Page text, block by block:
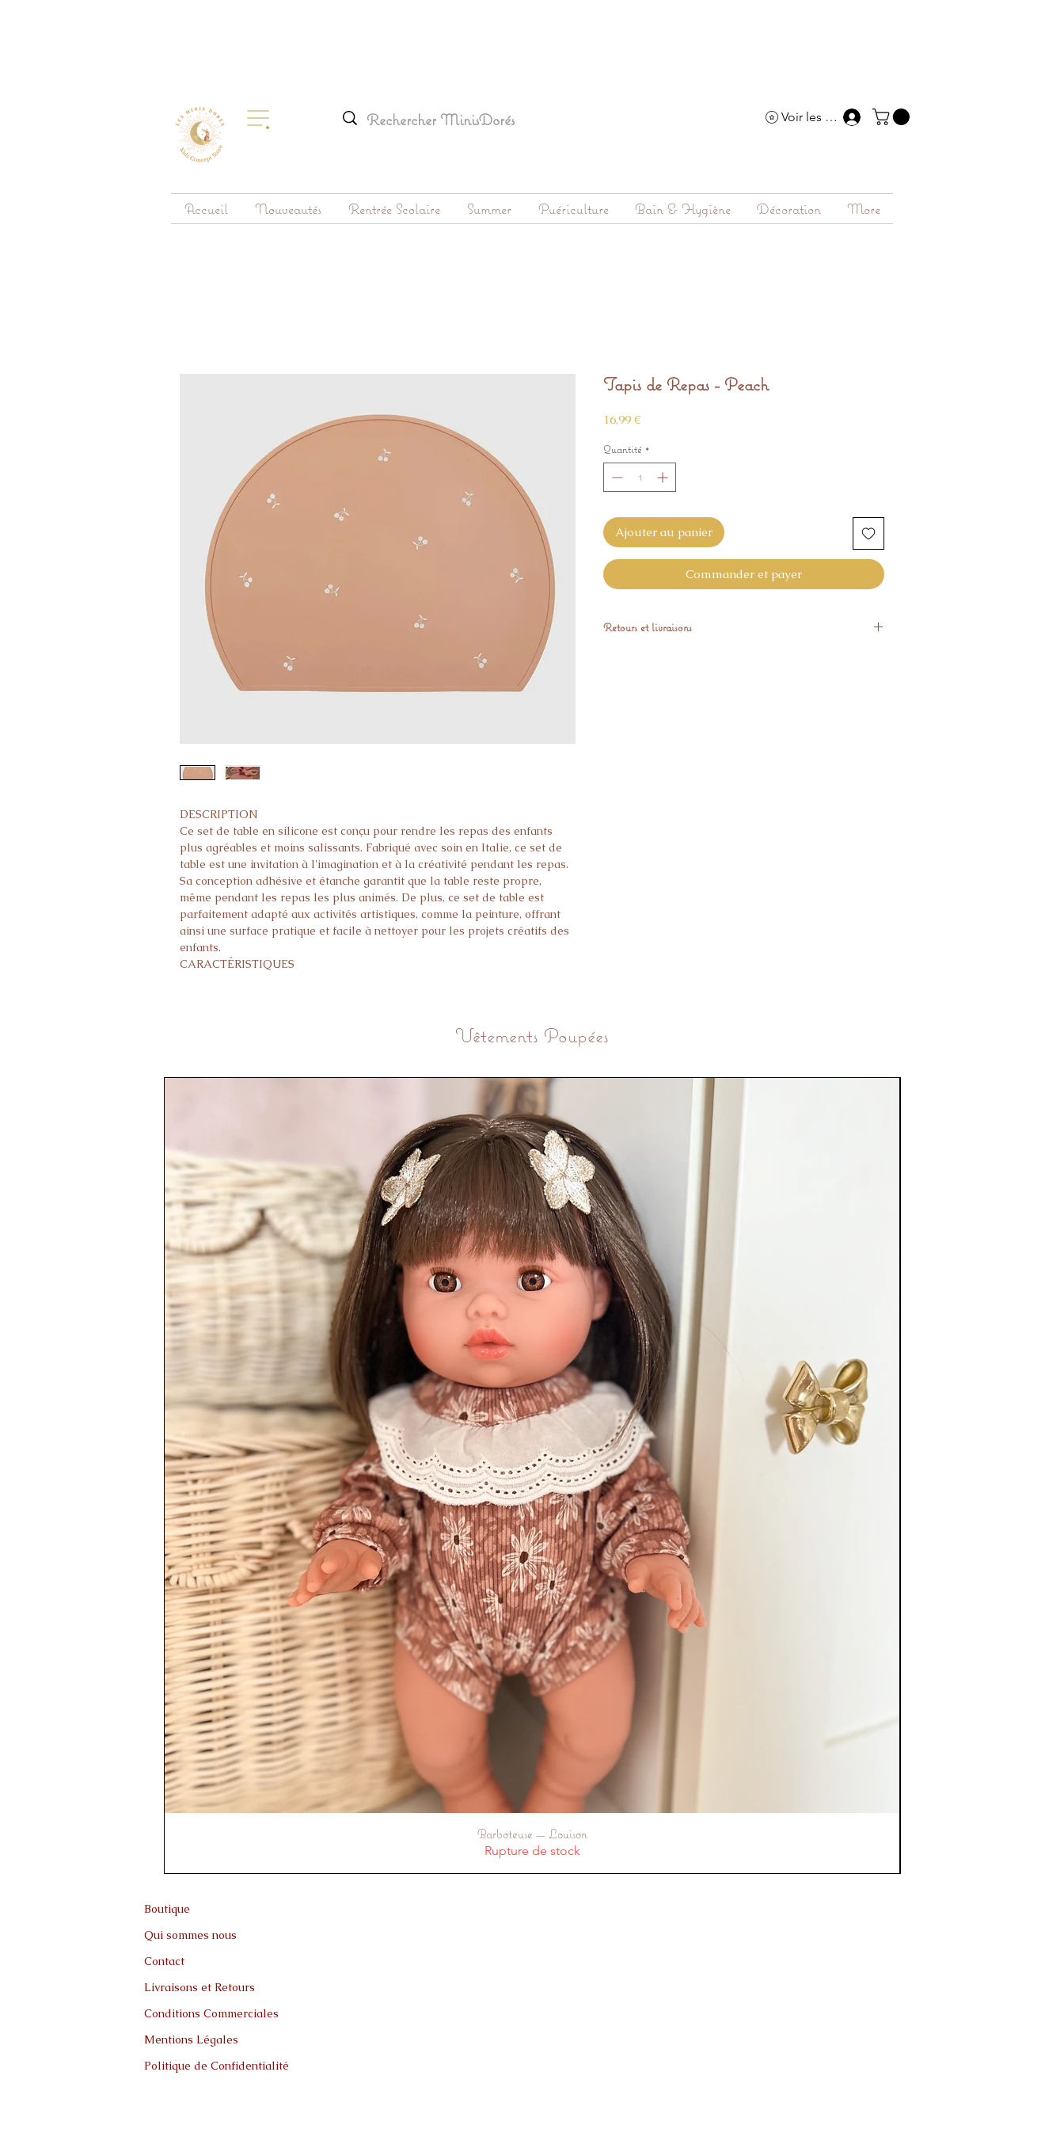
Voir les points
Accueil Nouveautés Rentrée Scolaire Summer Puériculture Bain & Hygiène Décoration More
DESCRIPTION
Ce set de table en silicone est conçu pour rendre les repas des enfants
plus agréables et moins salissants. Fabriqué avec soin en Italie, ce set de
table est une invitation à l'imagination et à la créativité pendant les repas.
Sa conception adhésive et étanche garantit que la table reste propre,
même pendant les repas les plus animés. De plus, ce set de table est
parfaitement adapté aux activités artistiques, comme la peinture, offrant
ainsi une surface pratique et facile à nettoyer pour les projets créatifs des
enfants.
CARACTÉRISTIQUES
Tapis de Repas - Peach
16,99 €Prix
Quantité *
Ajouter au panier
Commander et payer
Retours et livraisons
Vêtements Poupées
Aperçu rapide
Barboteuse — Louison
Rupture de stock
Boutique
Qui sommes nous
Contact
Livraisons et Retours
Conditions Commerciales
Mentions Légales
Politique de Confidentialité